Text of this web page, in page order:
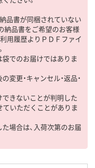
品書が同梱されていない
納品書をご希望のお客様
用履歴よりＰＤＦファイ
袋でのお届けではありま
変更・キャンセル・返品・
できないことが判明した
ていただくことがありま
場合は、入荷次第のお届